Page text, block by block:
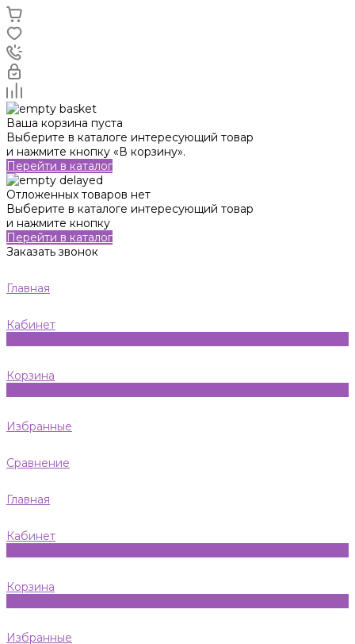
Ваша корзина пуста
Выберите в каталоге интересующий товар
и нажмите кнопку «В корзину».
Перейти в каталог
Отложенных товаров нет
Выберите в каталоге интересующий товар
и нажмите кнопку
Перейти в каталог
Заказать звонок
Главная
Кабинет
Корзина
Избранные
Сравнение
Главная
Кабинет
Корзина
Избранные